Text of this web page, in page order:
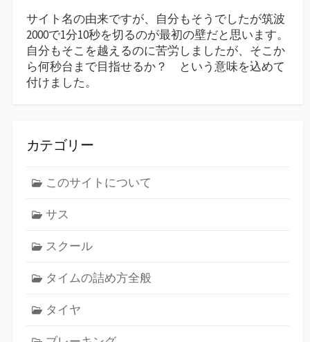
サイト名の由来ですが、自分もそうでしたが筑波
2000で1分10秒を切るのが最初の壁だと思います。
自分もそこを越えるのに苦労しましたが、そこか
ら何秒台まで目指せるか？ という意味を込めて
付けました。
カテゴリー
このサイトについて
サス
スクール
タイムの詰め方全般
タイヤ